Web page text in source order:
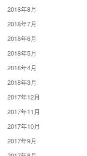
2018年8月
2018年7月
2018年6月
2018年5月
2018年4月
2018年3月
2017年12月
2017年11月
2017年10月
2017年9月